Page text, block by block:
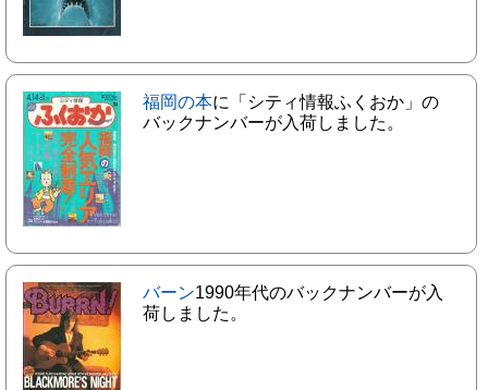
福岡の本に「シティ情報ふくおか」の
バックナンバーが入荷しました。
バーン1990年代のバックナンバーが入
荷しました。